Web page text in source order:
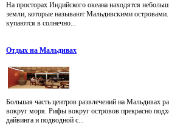
На просторах Индийского океана находятся
земли, которые называют Мальдивскими
купаются в солнечно...
Отдых на Мальдивах
Большая часть центров развлечений на Мальдивах
вокруг моря. Рифы вокруг островов прекрасно
дайвинга и подводной с...